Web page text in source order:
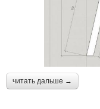
читать дальше →